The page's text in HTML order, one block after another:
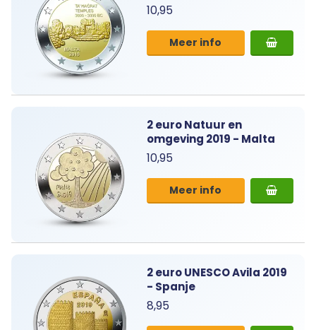
10,95
Meer info
2 euro Natuur en
omgeving 2019 - Malta
10,95
Meer info
2 euro UNESCO Avila 2019
- Spanje
8,95